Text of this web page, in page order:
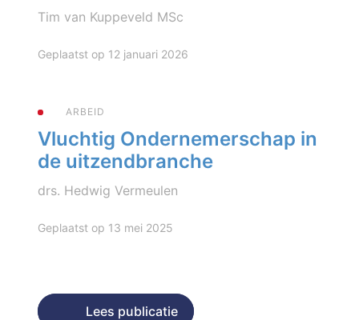
Tim van Kuppeveld MSc
Geplaatst op 12 januari 2026
Lees publicatie
ARBEID
Vluchtig Ondernemerschap in
de uitzendbranche
drs. Hedwig Vermeulen
Geplaatst op 13 mei 2025
Lees publicatie